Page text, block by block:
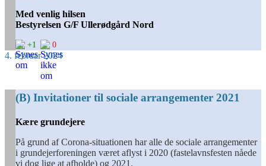
års tid, men vil vi gerne informere om seneste nyt.
Fastelavn
Fastelavn afholdes for børn og voksne
Søndag den 11. februar 2024 kl. 14
Der vil være gaver til de bedst udklædte børn, samt
fastelavnsboller og kold og varm drikkelse til alle. Der vil være
tønder til både børn og voksne.
Med venlig hilsen
Bestyrelsen G/F Ullerødgård Nord
+1 0
4. februar 2024
(B) Invitationer til sociale arrangementer 2021
Kære grundejere
På grund af Corona-situationen har alle de sociale arrangementer
i grundejerforeningen været aflyst i 2020 (fastelavnsfesten nåede
vi dog lige at afholde) og 2021.